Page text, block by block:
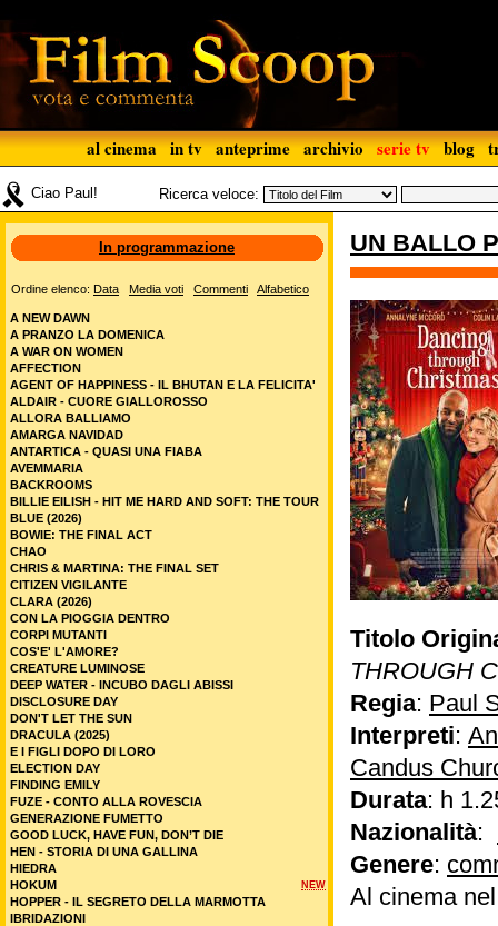
al cinema in tv anteprime archivio serie tv blog
Ciao Paul! Ricerca veloce:
UN BALLO
Titolo
THROUGH
Regia: Paul
Interpreti:
Candus
Durata: h
Nazionalità:
Genere:
Al cinema
In programmazione
Ordine elenco: Data Media voti Commenti Alfabetico
A NEW DAWN
A PRANZO LA DOMENICA
A WAR ON WOMEN
AFFECTION
AGENT OF HAPPINESS - IL BHUTAN E LA FELICITA'
ALDAIR - CUORE GIALLOROSSO
ALLORA BALLIAMO
AMARGA NAVIDAD
ANTARTICA - QUASI UNA FIABA
AVEMMARIA
BACKROOMS
BILLIE EILISH - HIT ME HARD AND SOFT: THE TOUR
BLUE (2026)
BOWIE: THE FINAL ACT
CHAO
CHRIS & MARTINA: THE FINAL SET
CITIZEN VIGILANTE
CLARA (2026)
CON LA PIOGGIA DENTRO
CORPI MUTANTI
COS'E' L'AMORE?
CREATURE LUMINOSE
DEEP WATER - INCUBO DAGLI ABISSI
DISCLOSURE DAY
DON'T LET THE SUN
DRACULA (2025)
E I FIGLI DOPO DI LORO
ELECTION DAY
FINDING EMILY
FUZE - CONTO ALLA ROVESCIA
GENERAZIONE FUMETTO
GOOD LUCK, HAVE FUN, DON’T DIE
HEN - STORIA DI UNA GALLINA
HIEDRA
NEW
HOKUM
HOPPER - IL SEGRETO DELLA MARMOTTA
IBRIDAZIONI